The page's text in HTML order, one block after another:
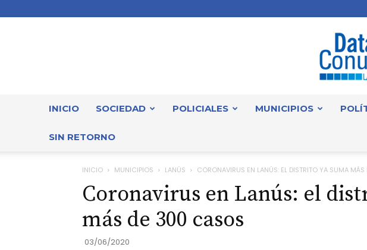
INICIO SOCIEDAD POLICIALES MUNICIPIOS
SIN RETORNO
INICIO MUNICIPIOS LANÚS CORONAVIRUS EN LANÚS: EL DISTRITO YA SUMA
Coronavirus en Lanús: el
más de 300 casos
03/06/2020